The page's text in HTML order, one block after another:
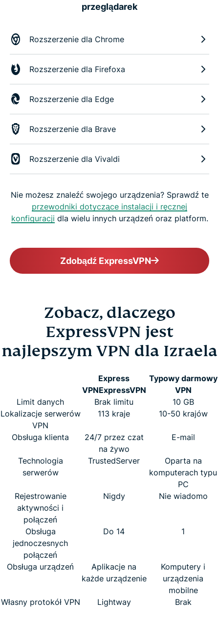
przeglądarek
Rozszerzenie dla Chrome
Rozszerzenie dla Firefoxa
Rozszerzenie dla Edge
Rozszerzenie dla Brave
Rozszerzenie dla Vivaldi
Nie możesz znaleźć swojego urządzenia? Sprawdź te
przewodniki dotyczące instalacji i ręcznej
konfiguracji dla wielu innych urządzeń oraz platform.
Zdobądź ExpressVPN
Zobacz, dlaczego
ExpressVPN jest
najlepszym VPN dla Izraela
Express
VPNExpressVPN
Typowy darmowy
VPN
Limit danych
Brak limitu
10 GB
Lokalizacje serwerów
VPN
113 kraje 10-50 krajów
Obsługa klienta
24/7 przez czat
na żywo
E-mail
Technologia
serwerów
TrustedServer
Oparta na
komputerach typu
PC
Rejestrowanie
aktywności i
połączeń
Nigdy Nie wiadomo
Obsługa
jednoczesnych
połączeń
Do 14 1
Obsługa urządzeń
Aplikacje na
każde urządzenie
Komputery i
urządzenia
mobilne
Własny protokół VPN
Lightway Brak